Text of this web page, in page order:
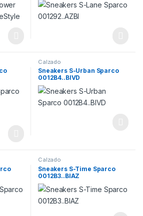
Calzado
Sneakers S-Urban Sparco
0012B4..BIVD
Calzado
Sneakers S-Time Sparco
0012B3..BIAZ